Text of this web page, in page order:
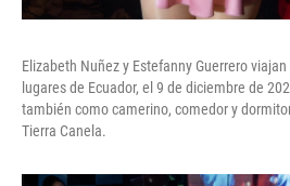
Elizabeth Nuñez y Estefanny Guerrero
lugares de Ecuador, el 9 de diciembre de
también como camerino, comedor y
Tierra Canela.